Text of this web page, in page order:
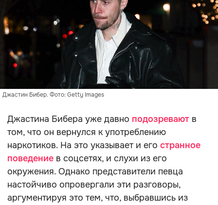
Джастин Бибер. Фото: Getty Images
Джастина Бибера уже давно подозревают в
том, что он вернулся к употреблению
наркотиков. На это указывает и его странное
поведение в соцсетях, и слухи из его
окружения. Однако представители певца
настойчиво опровергали эти разговоры,
аргументируя это тем, что, выбравшись из